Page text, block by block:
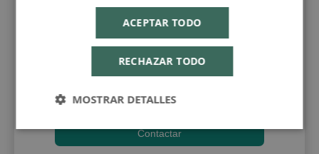
Atención al cliente
Ponte en contacto con
nosotros para todo lo que
necesites
Contactar
ACEPTAR TODO
RECHAZAR TODO
MOSTRAR DETALLES